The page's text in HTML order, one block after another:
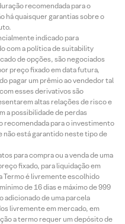
recomendada para o
há quaisquer garantias sobre o
indicado para
com a política de suitability
de opções, são negociados
preço fixado em data futura,
pagar um prêmio ao vendedor tal
esses derivativos são
altas relações de risco e
a possibilidade de perdas
recomendada para o investimento
está garantido neste tipo de
para compra ou a venda de uma
fixado, para liquidação em
Termo é livremente escolhido
de 16 dias e máximo de 999
adicionado de uma parcela
livremente em mercado, em
a termo requer um depósito de